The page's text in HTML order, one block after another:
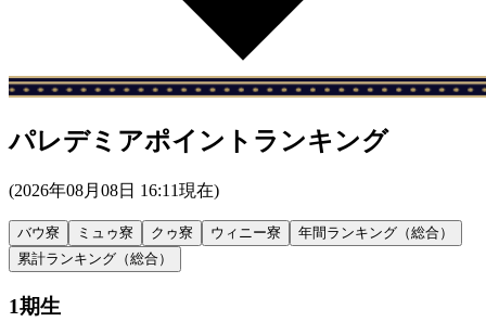
パレデミアポイントランキング
(2026年08月08日 16:11現在)
バウ寮 ミュゥ寮 クゥ寮 ウィニー寮
年間ランキング（総合）
累計ランキング（総合）
1期生